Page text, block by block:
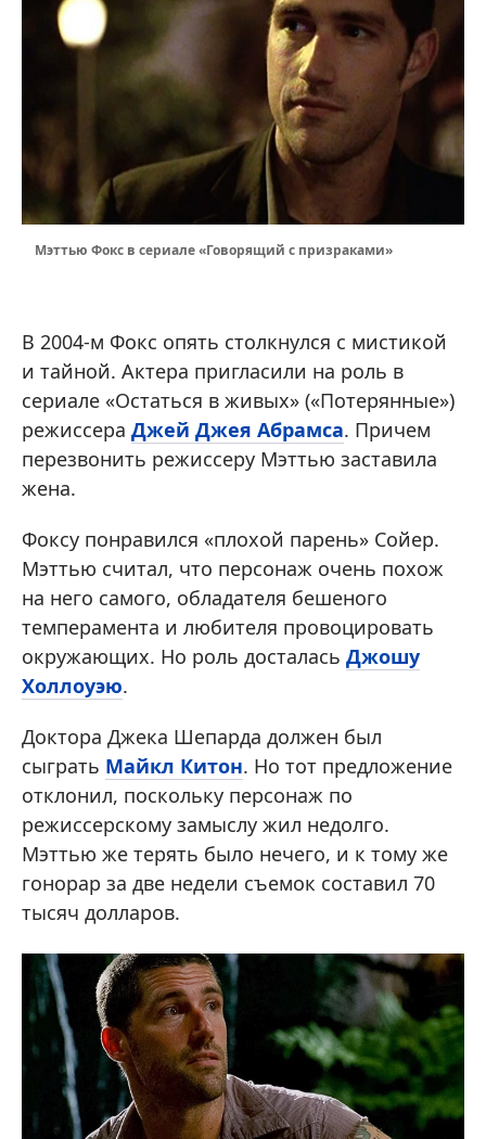
Мэттью Фокс в сериале «Говорящий с призраками»
В 2004-м Фокс опять столкнулся с мистикой
и тайной. Актера пригласили на роль в
сериале «Остаться в живых» («Потерянные»)
режиссера Джей Джея Абрамса. Причем
перезвонить режиссеру Мэттью заставила
жена.
Фоксу понравился «плохой парень» Сойер.
Мэттью считал, что персонаж очень похож
на него самого, обладателя бешеного
темперамента и любителя провоцировать
окружающих. Но роль досталась Джошу
Холлоуэю.
Доктора Джека Шепарда должен был
сыграть Майкл Китон. Но тот предложение
отклонил, поскольку персонаж по
режиссерскому замыслу жил недолго.
Мэттью же терять было нечего, и к тому же
гонорар за две недели съемок составил 70
тысяч долларов.